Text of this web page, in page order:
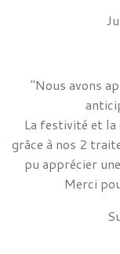
"Nous avons
La festivité et
grâce à nos 2
pu apprécier
Merci